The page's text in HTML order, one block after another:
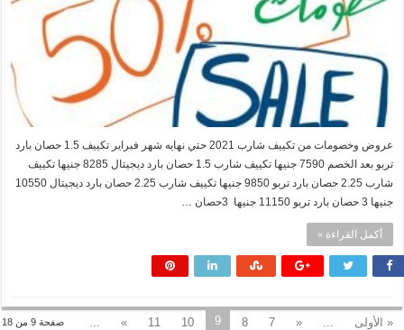
عروض وخصومات من تكييف شارب 2021 حتي نهايه شهر فبراير تكييف 1.5 حصان بارد
تربو بعد الخصم 7590 جنيها تكييف شارب 1.5 حصان بارد ديجيتال 8285 جنيها تكييف
شارب 2.25 حصان بارد تربو 9850 جنيها تكييف شارب 2.25 حصان بارد ديجيتال 10550
جنيها 3 حصان بارد تربو 11150 جنيها 3حصان …
أكمل القراءة »
صفحة 9 من 18 « الأولى 10
11